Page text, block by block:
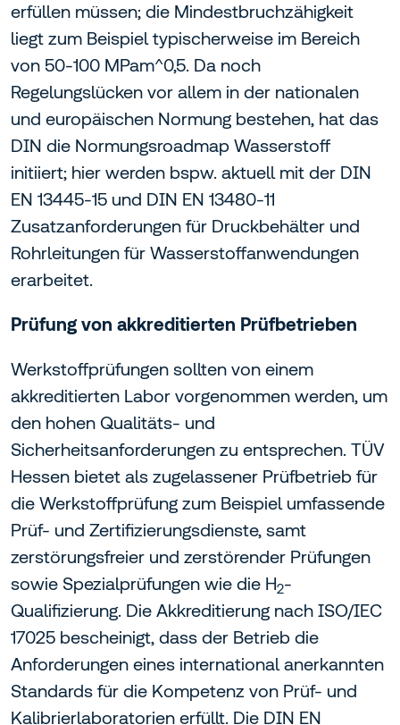
erfüllen müssen; die Mindestbruchzähigkeit
liegt zum Beispiel typischerweise im Bereich
von 50-100 MPam^0,5. Da noch
Regelungslücken vor allem in der nationalen
und europäischen Normung bestehen, hat das
DIN die Normungsroadmap Wasserstoff
initiiert; hier werden bspw. aktuell mit der DIN
EN 13445-15 und DIN EN 13480-11
Zusatzanforderungen für Druckbehälter und
Rohrleitungen für Wasserstoffanwendungen
erarbeitet.
Prüfung von akkreditierten Prüfbetrieben
Werkstoffprüfungen sollten von einem
akkreditierten Labor vorgenommen werden, um
den hohen Qualitäts- und
Sicherheitsanforderungen zu entsprechen. TÜV
Hessen bietet als zugelassener Prüfbetrieb für
die Werkstoffprüfung zum Beispiel umfassende
Prüf- und Zertifizierungsdienste, samt
zerstörungsfreier und zerstörender Prüfungen
sowie Spezialprüfungen wie die H2-
Qualifizierung. Die Akkreditierung nach ISO/IEC
17025 bescheinigt, dass der Betrieb die
Anforderungen eines international anerkannten
Standards für die Kompetenz von Prüf- und
Kalibrierlaboratorien erfüllt. Die DIN EN